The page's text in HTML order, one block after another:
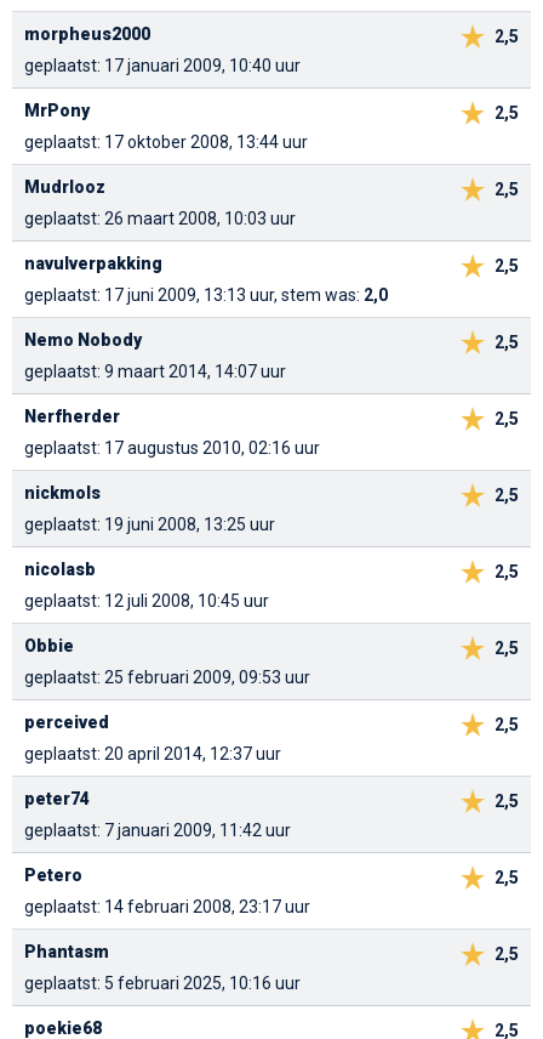
2,5
morpheus2000
geplaatst: 17 januari 2009, 10:40 uur
2,5
MrPony
geplaatst: 17 oktober 2008, 13:44 uur
2,5
Mudrlooz
geplaatst: 26 maart 2008, 10:03 uur
2,5
navulverpakking
geplaatst: 17 juni 2009, 13:13 uur, stem was: 2,0
2,5
Nemo Nobody
geplaatst: 9 maart 2014, 14:07 uur
2,5
Nerfherder
geplaatst: 17 augustus 2010, 02:16 uur
2,5
nickmols
geplaatst: 19 juni 2008, 13:25 uur
2,5
nicolasb
geplaatst: 12 juli 2008, 10:45 uur
2,5
Obbie
geplaatst: 25 februari 2009, 09:53 uur
2,5
perceived
geplaatst: 20 april 2014, 12:37 uur
2,5
peter74
geplaatst: 7 januari 2009, 11:42 uur
2,5
Petero
geplaatst: 14 februari 2008, 23:17 uur
2,5
Phantasm
geplaatst: 5 februari 2025, 10:16 uur
2,5
poekie68